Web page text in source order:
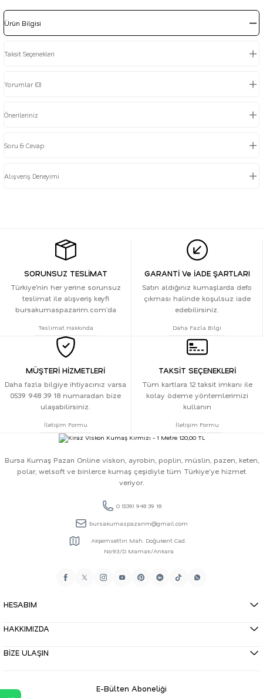
Ürün Bilgisi
Taksit Seçenekleri
Yorumlar (0)
Önerileriniz
Soru & Cevap
Alışveriş Deneyimi
SORUNSUZ TESLİMAT
Türkiye’nin her yerine sorunsuz
teslimat ile alışveriş keyfi
bursakumaspazarim.com’da
Teslimat Hakkında
GARANTİ Ve İADE ŞARTLARI
Satın aldığınız kumaşlarda defo
çıkması halinde koşulsuz iade
edebilirsiniz.
Daha Fazla Bilgi
MÜŞTERİ HİZMETLERİ
Daha fazla bilgiye ihtiyacınız varsa
0539 948 39 18 numaradan bize
ulaşabilirsiniz.
İletişim Formu
TAKSİT SEÇENEKLERİ
Tüm kartlara 12 taksit imkanı ile
kolay ödeme yöntemlerimizi
kullanın
İletişim Formu
Bursa Kumaş Pazarı Online viskon, ayrobin, poplin, müslin, pazen, keten,
polar, welsoft ve binlerce kumaş çeşidiyle tüm Türkiye'ye hizmet
veriyor.
0 (539) 948 39 18
bursakumaspazarim@gmail.com
Akşemsettin Mah. Doğukent Cad.
No:93/D Mamak/Ankara
HESABIM
HAKKIMIZDA
BİZE ULAŞIN
E-Bülten Aboneliği